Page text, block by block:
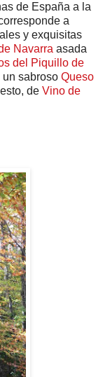
de España a la
a
y exquisitas
Navarra asada
del Piquillo de
un sabroso Queso
de Vino de